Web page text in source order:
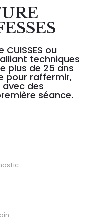
CUISSES ou
alliant techniques
plus de 25 ans
pour raffermir,
avec des
séance.